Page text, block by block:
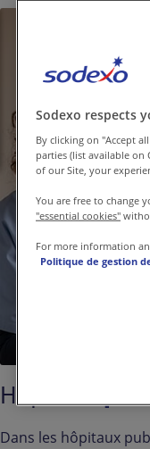
Hôpitaux
Dans les hôpitaux
Sodexo respects
By clicking on "Accept
parties (list available
of our Site, your
You are free to change
"essential cookies"
For more information
Politique de gestion